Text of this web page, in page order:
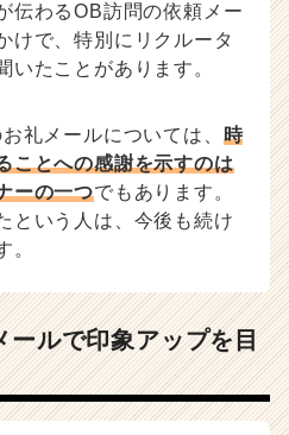
伝わるOB訪問の依頼メー
けで、特別にリクルータ
いたことがあります。
礼メールについては、 時
ことへの感謝を示すのは
ーの一つでもあります。
という人は、今後も続け
。
ルで印象アップを目